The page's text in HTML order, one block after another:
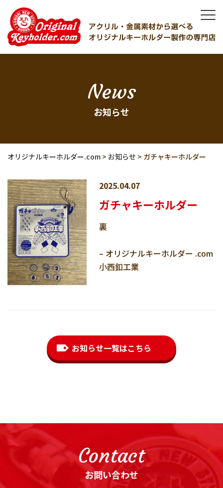
News
お知らせ
オリジナルキーホルダー.com > お知らせ > ガチャキーホルダー
2025.04.07
ガチャキーホルダー
裏
– オリジナルキーホルダー .com
小西釦工業
お知らせ一覧はこちら
Contact
お問い合わせ